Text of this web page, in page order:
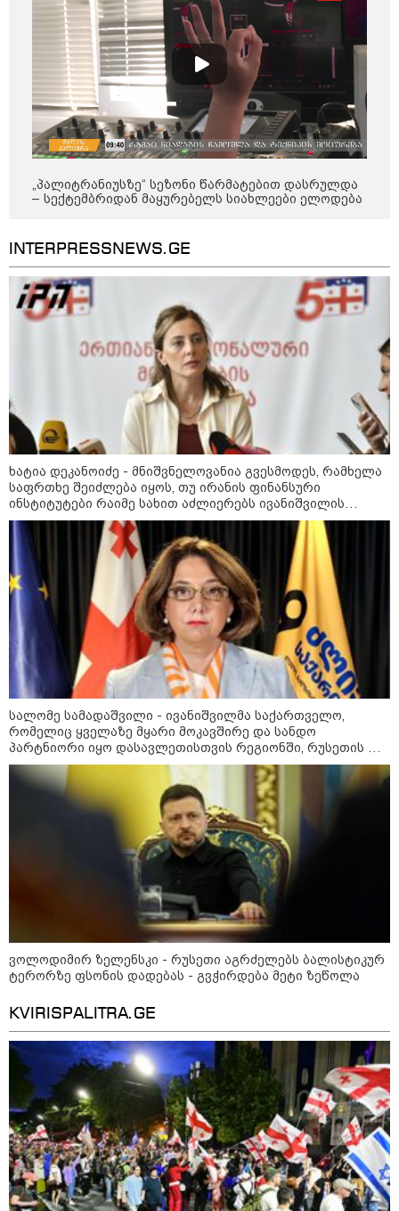
მორიგი თავდასხმა Wildberries-
ის საწყობზე - დრონებით
თავდასხმის შემდეგ, ტულას
ოლქში მდებარე საწყობში
ხანძარია
09:12 / 05-08-2026
14 გარდაცვლილი, 22
დაშავებული, მასშტაბური
იერიში ბალისტიკური
რაკეტებით მიიტანა
14:13 / 04-08-2026
მორიგი თავდასხმა რუსეთში,
ნავთობგადამამუშავებელ
ქარხანაზე - რა დეტალებია
ცნობილი
კატეგორიის ყველა სიახლე
კატეგორიები
დღის ზოგადი
ასტროლოგიური
პროგნოზი
უნდა მოასწროთ შემოდგომის
დადგომამდე
ფული ამ ზოდიაქოს ნიშნების
ხელში აღმოჩნდება: ვინ
გამდიდრდება?
„პალიტრანიუსზე“ სეზონი წარმატებით დასრულდა
– სექტემბრიდან მაყურებელს სიახლეები ელოდება
INTERPRESSNEWS.GE
ხატია დეკანოიძე - მნიშვნელოვანია გვესმოდეს, რამხელა
საფრთხე შეიძლება იყოს, თუ ირანის ფინანსური
ინსტიტუტები რაიმე სახით აძლიერებს ივანიშვილის
ანტიეროვნული ხელისუფლების ფინანსურ სტაბილურობას
სალომე სამადაშვილი - ივანიშვილმა საქართველო,
რომელიც ყველაზე მყარი მოკავშირე და სანდო
პარტნიორი იყო დასავლეთისთვის რეგიონში, რუსეთის და
ირანის სისხლიანი რეჟიმების ფულის სამრეცხაოდ აქცია
ვოლოდიმირ ზელენსკი - რუსეთი აგრძელებს ბალისტიკურ
ტერორზე ფსონის დადებას - გვჭირდება მეტი ზეწოლა
KVIRISPALITRA.GE